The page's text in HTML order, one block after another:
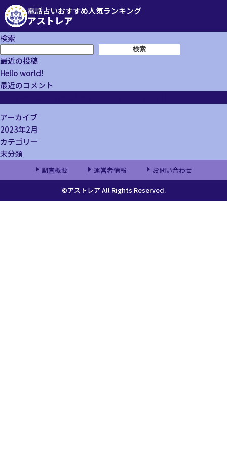
電話占いおすすめ人気ランキング
アストレア
検索
検索
最近の投稿
Hello world!
最近のコメント
アーカイブ
2023年2月
カテゴリー
未分類
調査概要 運営者情報 お問い合わせ
©アストレア All Rights Reserved.